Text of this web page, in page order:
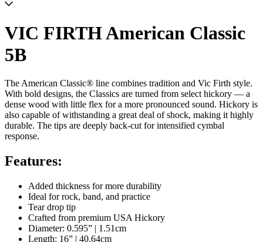
VIC FIRTH American Classic
5B
The American Classic® line combines tradition and Vic Firth style.
With bold designs, the Classics are turned from select hickory — a
dense wood with little flex for a more pronounced sound. Hickory is
also capable of withstanding a great deal of shock, making it highly
durable. The tips are deeply back-cut for intensified cymbal
response.
Features:
Added thickness for more durability
Ideal for rock, band, and practice
Tear drop tip
Crafted from premium USA Hickory
Diameter: 0.595” | 1.51cm
Length: 16” | 40.64cm